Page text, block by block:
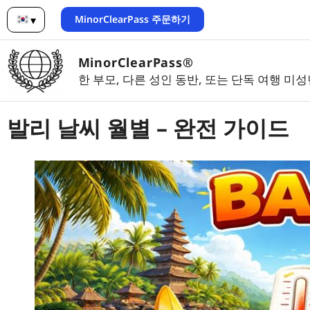
▾
한국어
MinorClearPass 주문하기
MinorClearPass®
한 부모, 다른 성인 동반, 또는 단독 여행 미
발리 날씨 월별 – 완전 가이드